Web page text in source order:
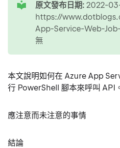
原文發布日期: 2022-
https://
App-Service-Web-
無
本文說明如何在 Azure App
行 PowerShell 腳本來呼叫 API
應注意而未注意的事情
結論